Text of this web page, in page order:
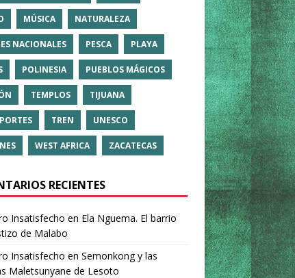
MÚSICA NATURALEZA
NACIONALES PESCA PLAYA
POLINESIA PUEBLOS MÁGICOS
TEMPLOS TIJUANA
TREN UNESCO
WEST AFRICA ZACATECAS
RECIENTES
Insatisfecho en Ela Nguema. El barrio
de Malabo
Insatisfecho en Semonkong y las
Maletsunyane de Lesoto